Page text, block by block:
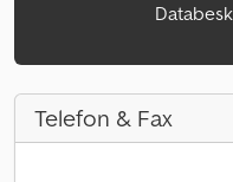
Telefon & Fax